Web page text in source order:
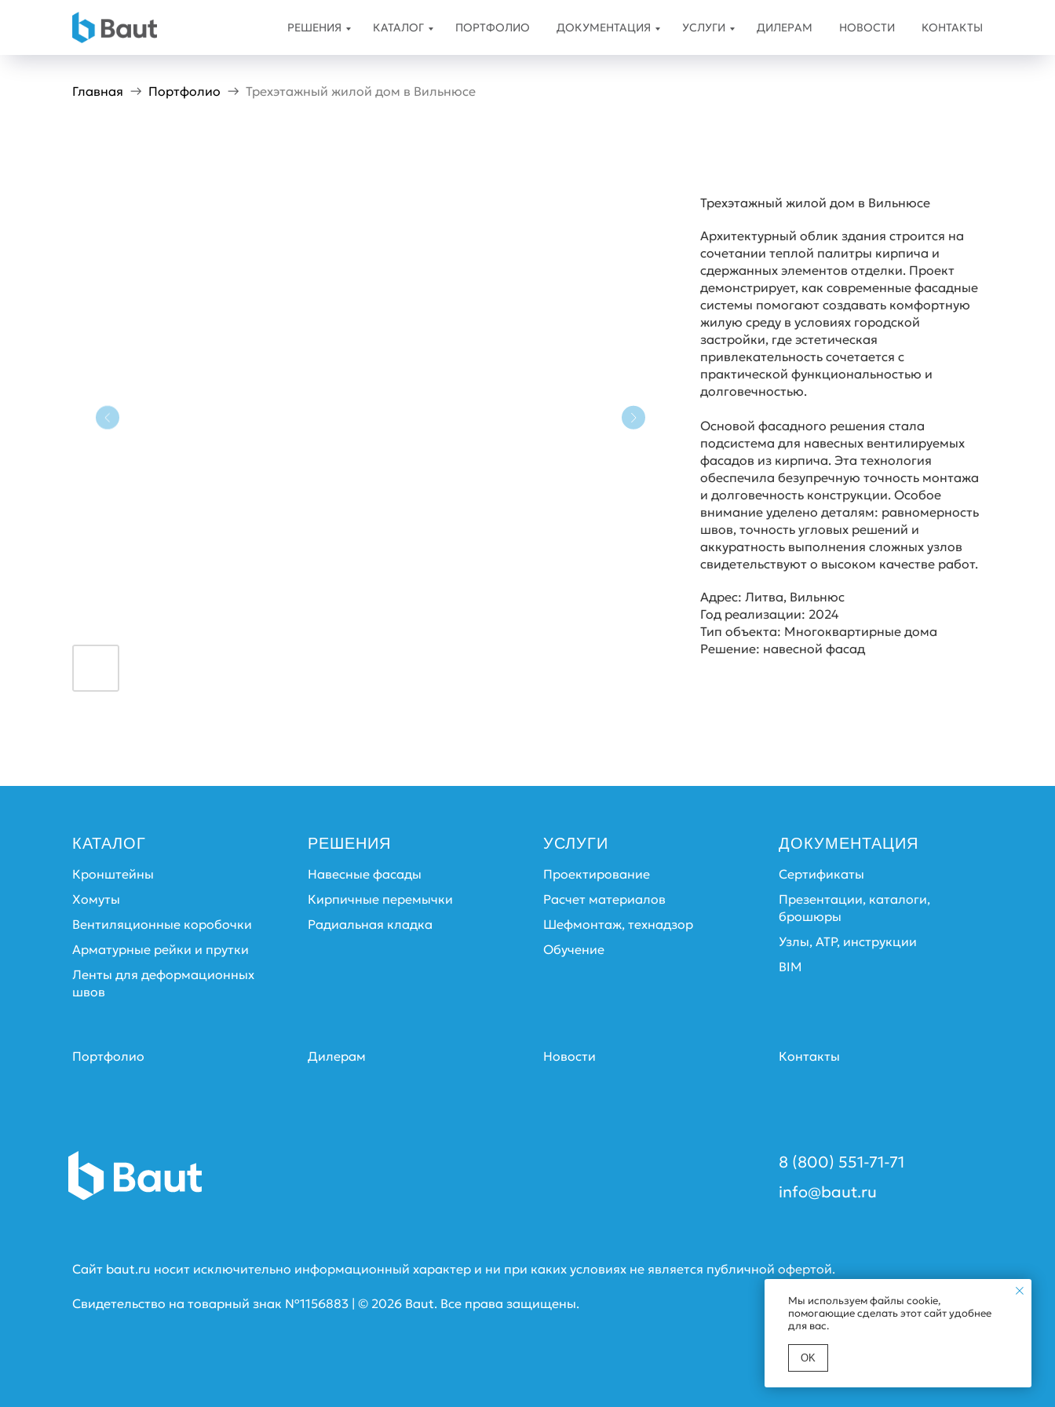
РЕШЕНИЯ КАТАЛОГ ПОРТФОЛИО ДОКУМЕНТАЦИЯ УСЛУГИ ДИЛЕРАМ НОВОСТИ КОНТАКТЫ
Главная Портфолио Трехэтажный жилой дом в Вильнюсе
Мы используем файлы cookie,
помогающие сделать этот сайт удобнее
для вас.
ОK
Трехэтажный жилой дом в Вильнюсе
Архитектурный облик здания строится на
сочетании теплой палитры кирпича и
сдержанных элементов отделки. Проект
демонстрирует, как современные фасадные
системы помогают создавать комфортную
жилую среду в условиях городской
застройки, где эстетическая
привлекательность сочетается с
практической функциональностью и
долговечностью.
Основой фасадного решения стала
подсистема для навесных вентилируемых
фасадов из кирпича. Эта технология
обеспечила безупречную точность монтажа
и долговечность конструкции. Особое
внимание уделено деталям: равномерность
швов, точность угловых решений и
аккуратность выполнения сложных узлов
свидетельствуют о высоком качестве работ.
Адрес: Литва, Вильнюс
Год реализации: 2024
Тип объекта: Многоквартирные дома
Решение: навесной фасад
КАТАЛОГ
Кронштейны
Хомуты
Вентиляционные коробочки
Арматурные рейки и прутки
Ленты для деформационных
швов
РЕШЕНИЯ
Навесные фасады
Кирпичные перемычки
Радиальная кладка
УСЛУГИ
Проектирование
Расчет материалов
Шефмонтаж, технадзор
Обучение
ДОКУМЕНТАЦИЯ
Сертификаты
Презентации, каталоги,
брошюры
Узлы, АТР, инструкции
BIM
Портфолио Дилерам Новости Контакты
8 (800) 551-71-71
info@baut.ru
Сайт baut.ru носит исключительно информационный характер и ни при каких условиях не является публичной офертой.
Свидетельство на товарный знак №1156883 | © 2026 Baut. Все права защищены.